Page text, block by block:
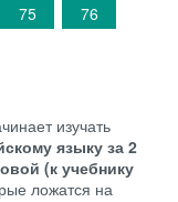
75
76
изучать
языку за 2
(к учебнику
ложатся на